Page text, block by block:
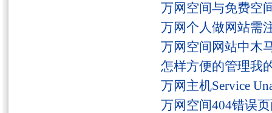
万网空间与免费空
万网个人做网站需
万网空间网站中木
怎样方便的管理我
万网主机Service
万网空间404错误